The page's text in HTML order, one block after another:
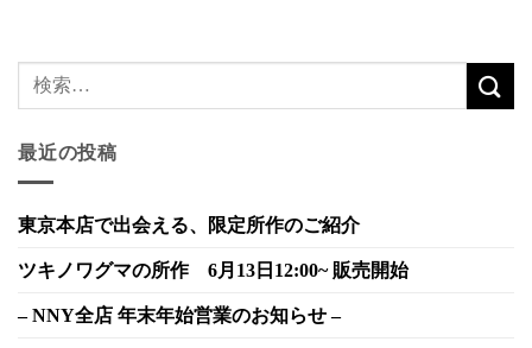
最近の投稿
東京本店で出会える、限定所作のご紹介
ツキノワグマの所作 6月13日12:00~ 販売開始
– NNY全店 年末年始営業のお知らせ –